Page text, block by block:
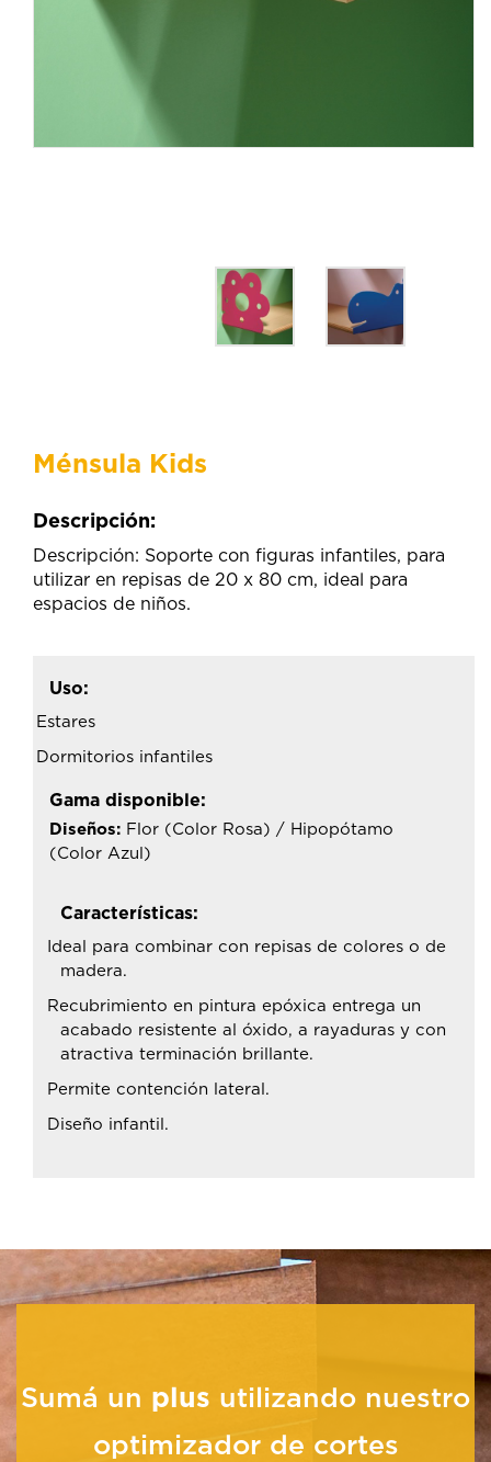
Ménsula Kids
Descripción:
Descripción: Soporte con figuras infantiles, para
utilizar en repisas de 20 x 80 cm, ideal para
espacios de niños.
Uso:
Estares
Dormitorios infantiles
Gama disponible:
Diseños: Flor (Color Rosa) / Hipopótamo
(Color Azul)
Características:
Ideal para combinar con repisas de colores o de
madera.
Recubrimiento en pintura epóxica entrega un
acabado resistente al óxido, a rayaduras y con
atractiva terminación brillante.
Permite contención lateral.
Diseño infantil.
Sumá un plus utilizando nuestro
optimizador de cortes